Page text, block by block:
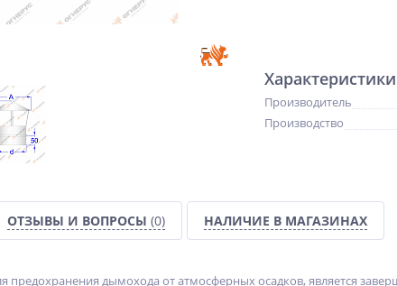
Характеристики
Производитель
Производство
ОТЗЫВЫ И ВОПРОСЫ (0) НАЛИЧИЕ В МАГАЗИНАХ
предохранения дымохода от атмосферных осадков, является